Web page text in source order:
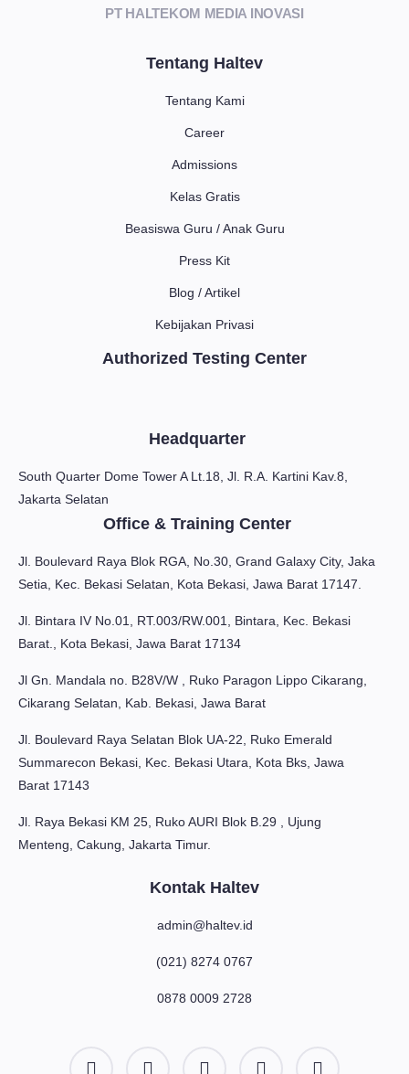
PT HALTEKOM MEDIA INOVASI
Tentang Haltev
Tentang Kami
Career
Admissions
Kelas Gratis
Beasiswa Guru / Anak Guru
Press Kit
Blog / Artikel
Kebijakan Privasi
Authorized Testing Center
Headquarter
South Quarter Dome Tower A Lt.18, Jl. R.A. Kartini Kav.8,
Jakarta Selatan
Office & Training Center
Jl. Boulevard Raya Blok RGA, No.30, Grand Galaxy City, Jaka
Setia, Kec. Bekasi Selatan, Kota Bekasi, Jawa Barat 17147.
Jl. Bintara IV No.01, RT.003/RW.001, Bintara, Kec. Bekasi
Barat., Kota Bekasi, Jawa Barat 17134
Jl Gn. Mandala no. B28V/W , Ruko Paragon Lippo Cikarang,
Cikarang Selatan, Kab. Bekasi, Jawa Barat
Jl. Boulevard Raya Selatan Blok UA-22, Ruko Emerald
Summarecon Bekasi, Kec. Bekasi Utara, Kota Bks, Jawa
Barat 17143
Jl. Raya Bekasi KM 25, Ruko AURI Blok B.29 , Ujung
Menteng, Cakung, Jakarta Timur.
Kontak Haltev
admin@haltev.id
(021) 8274 0767
0878 0009 2728